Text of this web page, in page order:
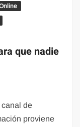
que nadie
de
proviene